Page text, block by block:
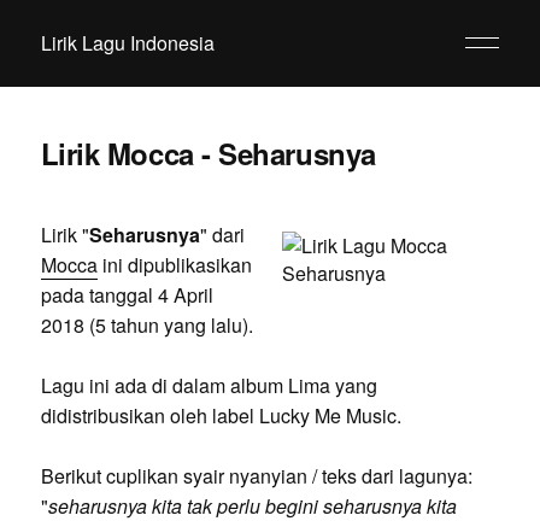
Lirik Lagu Indonesia
Lirik Mocca - Seharusnya
Lirik "Seharusnya" dari
Moccaini dipublikasikan
pada tanggal 4 April
2018 (5 tahun yang lalu).
Lagu ini ada di dalam album Lima yang
didistribusikan oleh label Lucky Me Music.
Berikut cuplikan syair nyanyian / teks dari lagunya:
"seharusnya kita tak perlu begini seharusnya kita